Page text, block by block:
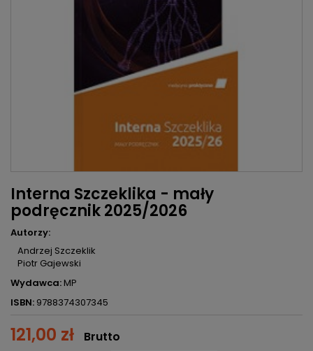
Interna Szczeklika - mały
podręcznik 2025/2026
Autorzy:
Andrzej Szczeklik
Piotr Gajewski
Wydawca:MP
ISBN: 9788374307345
121,00 zł Brutto